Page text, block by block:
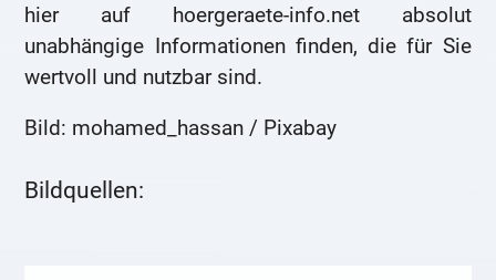
hier auf hoergeraete-info.net absolut
unabhängige Informationen finden, die für Sie
wertvoll und nutzbar sind.
Bild: mohamed_hassan / Pixabay
Bildquellen: